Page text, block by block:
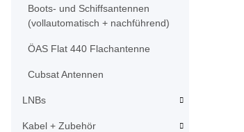
Boots- und Schiffsantennen
(vollautomatisch + nachführend)
ÖAS Flat 440 Flachantenne
Cubsat Antennen
LNBs
Kabel + Zubehör